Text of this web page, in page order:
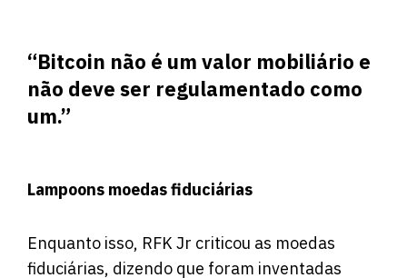
“Bitcoin não é um valor mobiliário e
não deve ser regulamentado como
um.”
Lampoons moedas fiduciárias
Enquanto isso, RFK Jr criticou as moedas
fiduciárias, dizendo que foram inventadas